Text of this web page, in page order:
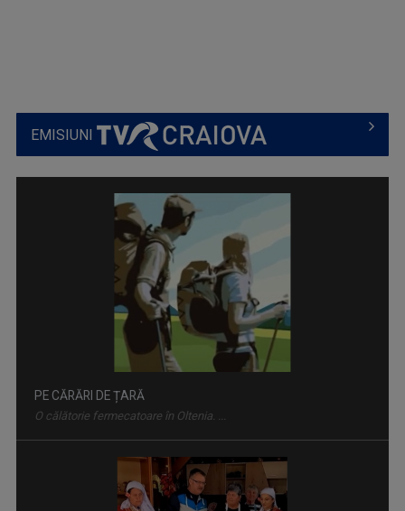
EMISIUNI
PE CĂRĂRI DE ȚARĂ
O călătorie fermecatoare în Oltenia. ...